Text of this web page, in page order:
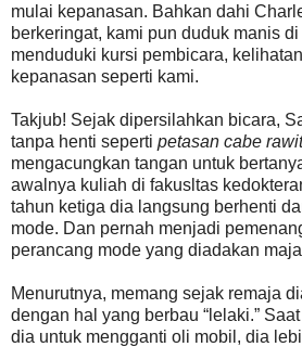
mulai kepanasan. Bahkan dahi
berkeringat, kami pun duduk manis
menduduki kursi pembicara,
kepanasan seperti kami.
Takjub! Sejak dipersilahkan bicara,
tanpa henti seperti petasan cabe rawit
mengacungkan tangan untuk
awalnya kuliah di fakusltas
tahun ketiga dia langsung berhenti
mode. Dan pernah menjadi
perancang mode yang diadakan
Menurutnya, memang sejak remaja
dengan hal yang berbau “lelaki.”
dia untuk mengganti oli mobil, dia